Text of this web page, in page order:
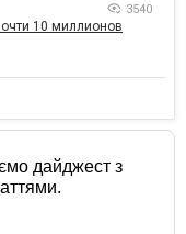
3540
10 миллионов
дайджест з